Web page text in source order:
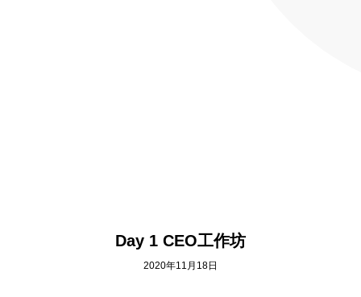
Day 1 CEO工作坊
2020年11月18日